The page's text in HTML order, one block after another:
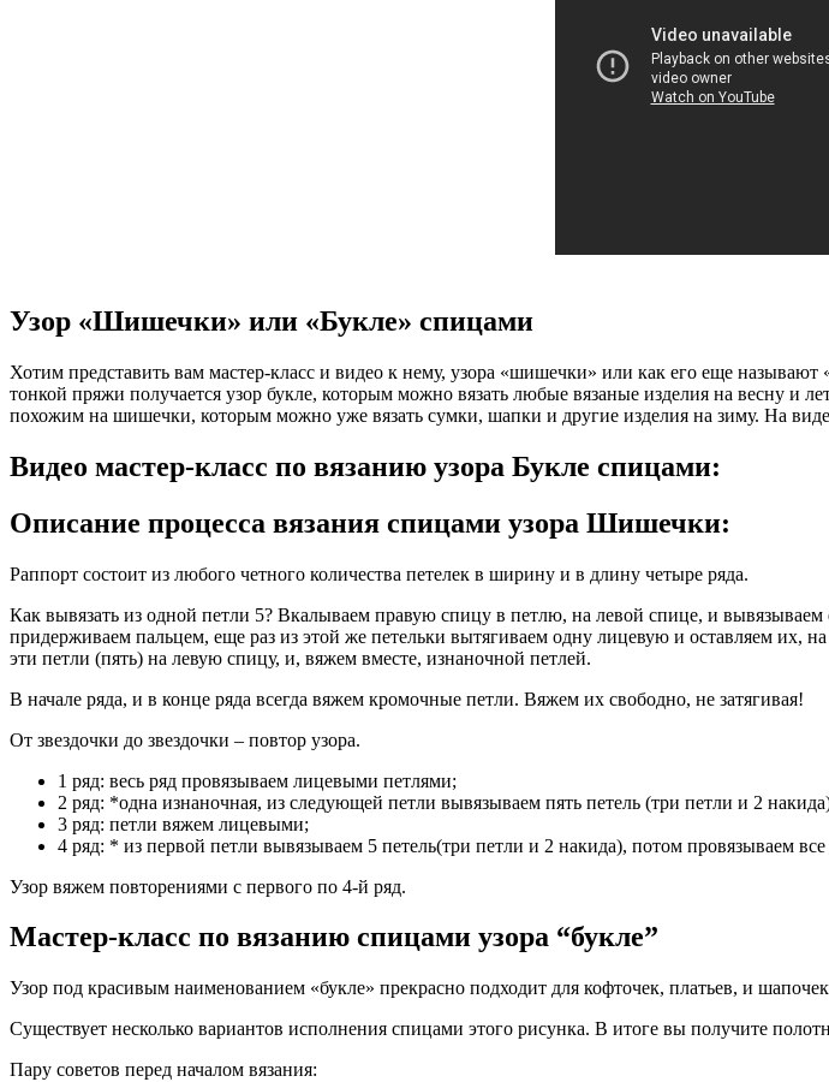
Узор «Шишечки» или «Букле» спицами
Хотим представить вам мастер-класс и видео к нему, узора «шишечки» или как его еще называют
тонкой пряжи получается узор букле, которым можно вязать любые вязаные изделия на весну и
похожим на шишечки, которым можно уже вязать сумки, шапки и другие изделия на зиму. На
Видео мастер-класс по вязанию узора Букле спицами:
Описание процесса вязания спицами узора Шишечки:
Раппорт состоит из любого четного количества петелек в ширину и в длину четыре ряда.
Как вывязать из одной петли 5? Вкалываем правую спицу в петлю, на левой спице, и
придерживаем пальцем, еще раз из этой же петельки вытягиваем одну лицевую и оставляем
эти петли (пять) на левую спицу, и, вяжем вместе, изнаночной петлей.
В начале ряда, и в конце ряда всегда вяжем кромочные петли. Вяжем их свободно, не затягивая!
От звездочки до звездочки – повтор узора.
1 ряд: весь ряд провязываем лицевыми петлями;
2 ряд: *одна изнаночная, из следующей петли вывязываем пять петель (три петли и 2
3 ряд: петли вяжем лицевыми;
4 ряд: * из первой петли вывязываем 5 петель(три петли и 2 накида), потом провязываем
Узор вяжем повторениями с первого по 4-й ряд.
Мастер-класс по вязанию спицами узора “букле”
Узор под красивым наименованием «букле» прекрасно подходит для кофточек, платьев, и
Существует несколько вариантов исполнения спицами этого рисунка. В итоге вы получите
Пару советов перед началом вязания: